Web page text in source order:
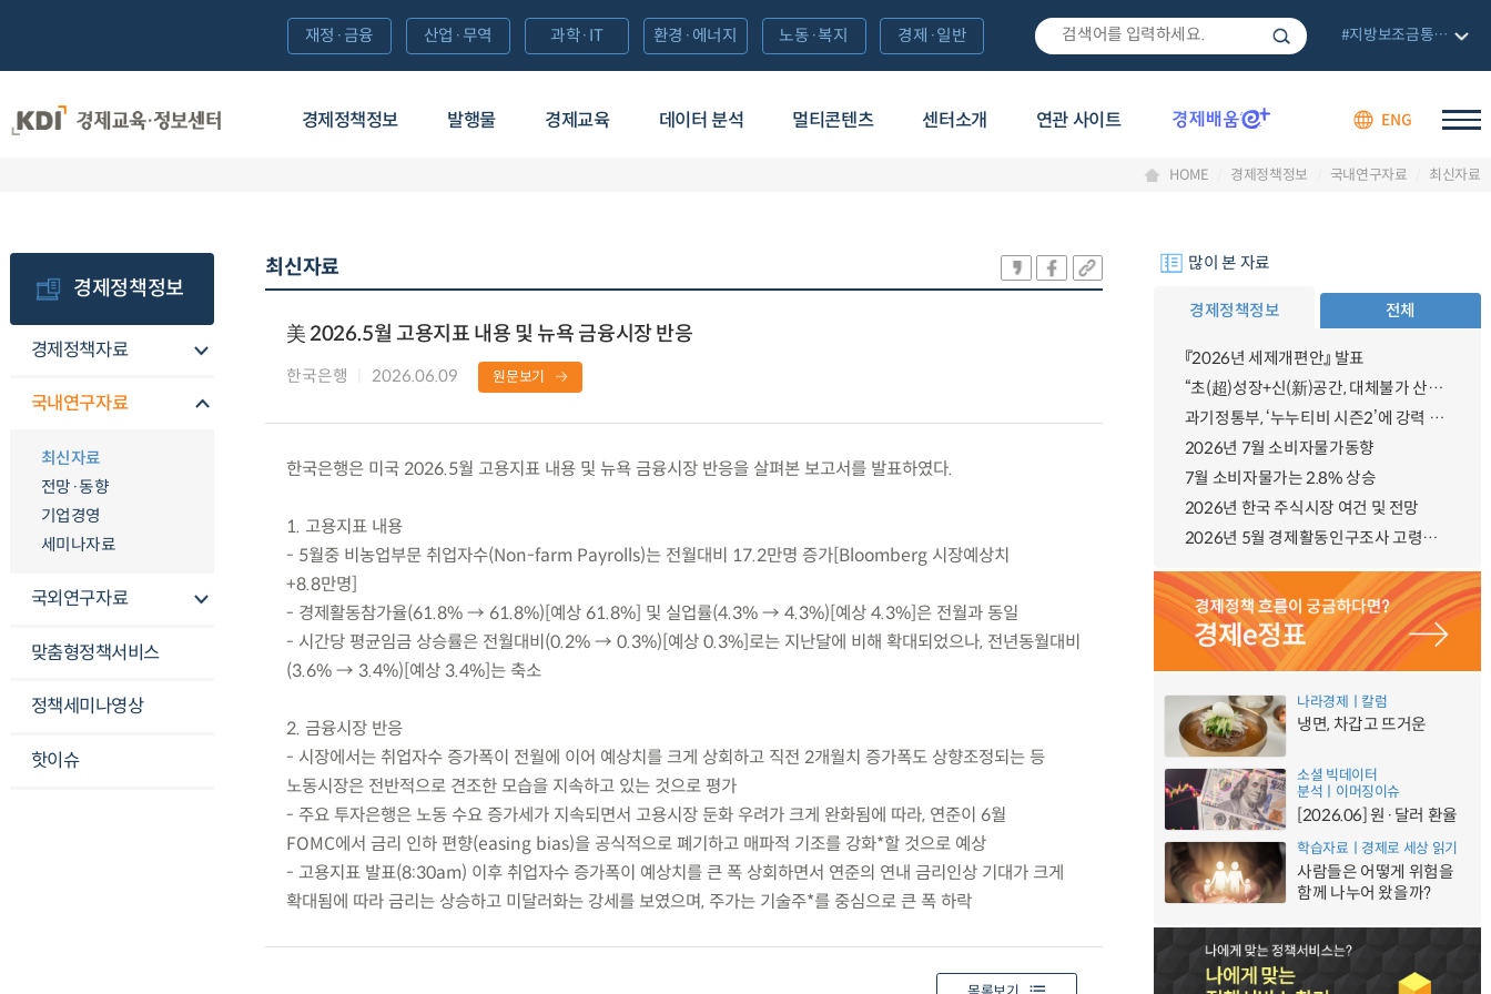
경제정책정보 발행물 경제교육 데이터 분석 멀티콘텐츠 센터소개 연관 사이트 ENG
재정·금융 산업·무역 과학·IT 환경·에너지 노동·복지 경제·일반 #지방보조금통합관리망
HOME 경제정책정보 국내연구자료 최신자료
경제정책정보
경제정책자료
국내연구자료
최신자료
전망·동향
기업경영
세미나자료
국외연구자료
맞춤형정책서비스
정책세미나영상
핫이슈
최신자료
美 2026.5월 고용지표 내용 및 뉴욕 금융시장 반응
한국은행 2026.06.09 원문보기
한국은행은 미국 2026.5월 고용지표 내용 및 뉴욕 금융시장 반응을 살펴본 보고서를 발표하였다.
1. 고용지표 내용
- 5월중 비농업부문 취업자수(Non-farm Payrolls)는 전월대비 17.2만명 증가[Bloomberg 시장예상치
+8.8만명]
- 경제활동참가율(61.8% → 61.8%)[예상 61.8%] 및 실업률(4.3% → 4.3%)[예상 4.3%]은 전월과 동일
- 시간당 평균임금 상승률은 전월대비(0.2% → 0.3%)[예상 0.3%]로는 지난달에 비해 확대되었으나, 전년동월대비
(3.6% → 3.4%)[예상 3.4%]는 축소
2. 금융시장 반응
- 시장에서는 취업자수 증가폭이 전월에 이어 예상치를 크게 상회하고 직전 2개월치 증가폭도 상향조정되는 등
노동시장은 전반적으로 견조한 모습을 지속하고 있는 것으로 평가
- 주요 투자은행은 노동 수요 증가세가 지속되면서 고용시장 둔화 우려가 크게 완화됨에 따라, 연준이 6월
FOMC에서 금리 인하 편향(easing bias)을 공식적으로 폐기하고 매파적 기조를 강화*할 것으로 예상
- 고용지표 발표(8:30am) 이후 취업자수 증가폭이 예상치를 큰 폭 상회하면서 연준의 연내 금리인상 기대가 크게
확대됨에 따라 금리는 상승하고 미달러화는 강세를 보였으며, 주가는 기술주*를 중심으로 큰 폭 하락
많이 본 자료
경제정책정보 전체
『2026년 세제개편안』 발표
“초(超)성장+신(新)공간, 대체불가 산업강국”
과기정통부, ‘누누티비 시즌2’에 강력 대응 의지 밝혀
2026년 7월 소비자물가동향
7월 소비자물가는 2.8% 상승
2026년 한국 주식시장 여건 및 전망
2026년 5월 경제활동인구조사 고령층 부가조사 결과
나라경제ㅣ칼럼
냉면, 차갑고 뜨거운
소셜 빅데이터
분석ㅣ이머징이슈
[2026.06] 원·달러 환율
학습자료ㅣ경제로 세상 읽기
사람들은 어떻게 위험을
함께 나누어 왔을까?